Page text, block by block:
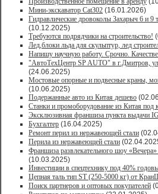
Мини-экскаватор Cat302 (16.01.2026)
Гидравлические дровоколы Захарыч 6 и 9
(10.12.2025)
Требуются подрядчики на строительство!
Лед,блоки льда для скульптур, лед
Напишу научную работу. Срочно.
"АвтоТехЦентр SP AUTO" в г.Дмитров,
(24.06.2025)
Мостовые опорные и подвесные краны,
(10.06.2025)
Подержанные авто из Китая дешево
Станки и промоборудование из Китая под
Эксклюзивная франшиза пункта выдачи
Бухгалтер (16.04.2025)
Ремонт перил из нержавеющей стали
Перила из нержавеющей стали
Франшиза развлекательного шоу
(10.03.2025)
Инвестиции в спецтехнику под 40%
Цепная таль тип ST (250-5000 кг) от
Поиск партнеров и оптовых покупателей